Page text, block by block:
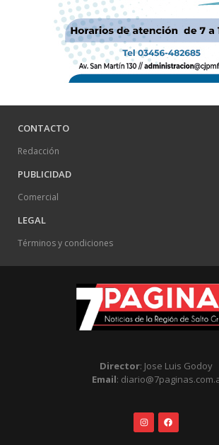
CONTACTO
Redacción
PUBLICIDAD
Comercial
LEGAL
Términos y condiciones
Director: Jose Luis Godoy
Email: